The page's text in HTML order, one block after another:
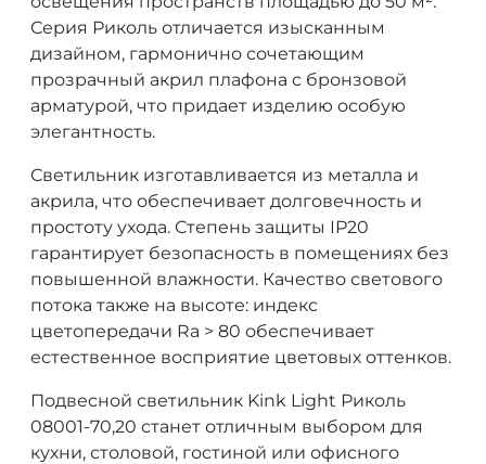
Серия Риколь отличается изысканным
дизайном, гармонично сочетающим
прозрачный акрил плафона с бронзовой
арматурой, что придает изделию особую
элегантность.
Светильник изготавливается из металла и
акрила, что обеспечивает долговечность и
простоту ухода. Степень защиты IP20
гарантирует безопасность в помещениях без
повышенной влажности. Качество светового
потока также на высоте: индекс
цветопередачи Ra > 80 обеспечивает
естественное восприятие цветовых оттенков.
Подвесной светильник Kink Light Риколь
08001-70,20 станет отличным выбором для
кухни, столовой, гостиной или офисного